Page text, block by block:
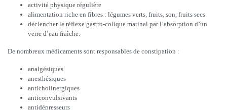
activité physique régulière
alimentation riche en fibres : légumes verts, fruits, son, fruits secs
déclencher le réflexe gastro-colique matinal par l’absorption d’un
verre d’eau fraîche.
De nombreux médicaments sont responsables de constipation :
analgésiques
anesthésiques
anticholinergiques
anticonvulsivants
antidépresseurs